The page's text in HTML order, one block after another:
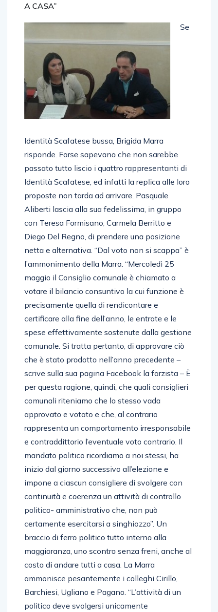
A CASA”
Se
Identità Scafatese bussa, Brigida Marra
risponde. Forse sapevano che non sarebbe
passato tutto liscio i quattro rappresentanti di
Identità Scafatese, ed infatti la replica alle loro
proposte non tarda ad arrivare. Pasquale
Aliberti lascia alla sua fedelissima, in gruppo
con Teresa Formisano, Carmela Berritto e
Diego Del Regno, di prendere una posizione
netta e alternativa. “Dal voto non si scappa” è
l’ammonimento della Marra. “Mercoledì 25
maggio il Consiglio comunale è chiamato a
votare il bilancio consuntivo la cui funzione è
precisamente quella di rendicontare e
certificare alla fine dell’anno, le entrate e le
spese effettivamente sostenute dalla gestione
comunale. Si tratta pertanto, di approvare ciò
che è stato prodotto nell’anno precedente –
scrive sulla sua pagina Facebook la forzista – È
per questa ragione, quindi, che quali consiglieri
comunali riteniamo che lo stesso vada
approvato e votato e che, al contrario
rappresenta un comportamento irresponsabile
e contraddittorio l’eventuale voto contrario. Il
mandato politico ricordiamo a noi stessi, ha
inizio dal giorno successivo all’elezione e
impone a ciascun consigliere di svolgere con
continuità e coerenza un attività di controllo
politico- amministrativo che, non può
certamente esercitarsi a singhiozzo”. Un
braccio di ferro politico tutto interno alla
maggioranza, uno scontro senza freni, anche al
costo di andare tutti a casa. La Marra
ammonisce pesantemente i colleghi Cirillo,
Barchiesi, Ugliano e Pagano. “L’attività di un
politico deve svolgersi unicamente